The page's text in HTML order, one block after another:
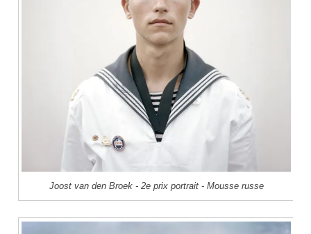
Joost van den Broek - 2e prix portrait - Mousse russe